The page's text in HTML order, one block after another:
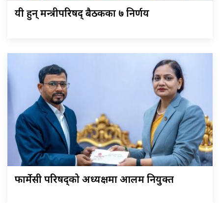
यी हुन् मन्त्रीपरिषद् बैठकका ७ निर्णय
फार्मेसी परिषद्को अध्यक्षमा आलम नियुक्त